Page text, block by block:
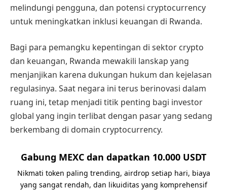
melindungi pengguna, dan potensi cryptocurrency
untuk meningkatkan inklusi keuangan di Rwanda.
Bagi para pemangku kepentingan di sektor crypto
dan keuangan, Rwanda mewakili lanskap yang
menjanjikan karena dukungan hukum dan kejelasan
regulasinya. Saat negara ini terus berinovasi dalam
ruang ini, tetap menjadi titik penting bagi investor
global yang ingin terlibat dengan pasar yang sedang
berkembang di domain cryptocurrency.
Gabung MEXC dan dapatkan 10.000 USDT
Nikmati token paling trending, airdrop setiap hari, biaya
yang sangat rendah, dan likuiditas yang komprehensif